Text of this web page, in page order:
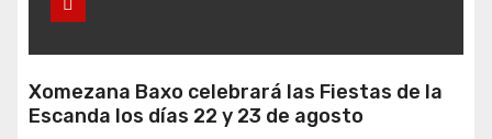
Xomezana Baxo celebrará las Fiestas de la
Escanda los días 22 y 23 de agosto